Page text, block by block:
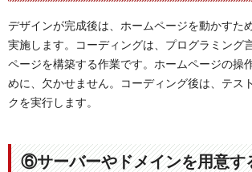
デザインが完成後は、ホームページを動かすた
実施します。コーディングは、プログラミング
ページを構築する作業です。ホームページの操
めに、欠かせません。コーディング後は、テス
クを実行します。
⑥サーバーやドメインを用意す